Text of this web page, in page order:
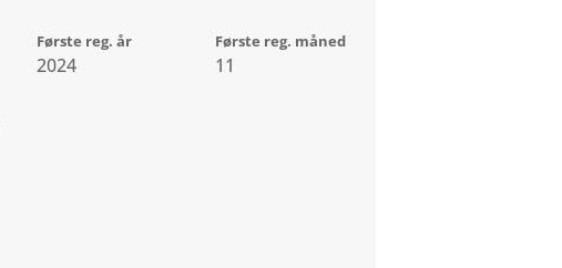
Første reg. år
2024
Første reg. måned
11